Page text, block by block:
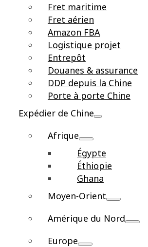
Fret maritime
Fret aérien
Amazon FBA
Logistique projet
Entrepôt
Douanes & assurance
DDP depuis la Chine
Porte à porte Chine
Expédier de Chine
Afrique
Égypte
Éthiopie
Ghana
Moyen-Orient
Amérique du Nord
Europe